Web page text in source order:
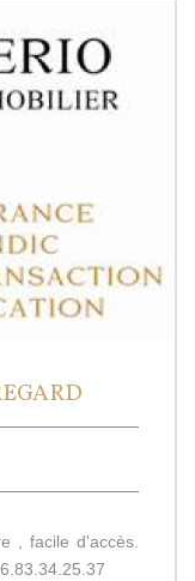
, facile d'accès.